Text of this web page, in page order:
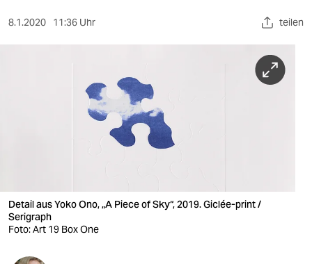
verlag
verlag
8.1.2020 11:36 Uhr teilen
Detail aus Yoko Ono, „A Piece of Sky“, 2019. Giclée-print /
Serigraph
Foto: Art 19 Box One